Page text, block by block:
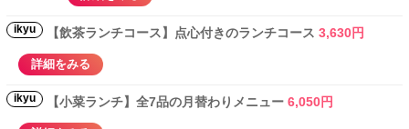
ikyu 【飲茶ランチコース】点心付きのランチコース 3,630円
詳細をみる
ikyu 【小菜ランチ】全7品の月替わりメニュー 6,050円